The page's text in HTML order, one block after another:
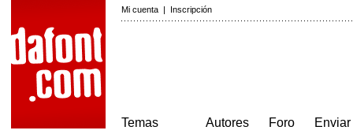
Mi cuenta | Inscripción
Temas
Autores
Foro